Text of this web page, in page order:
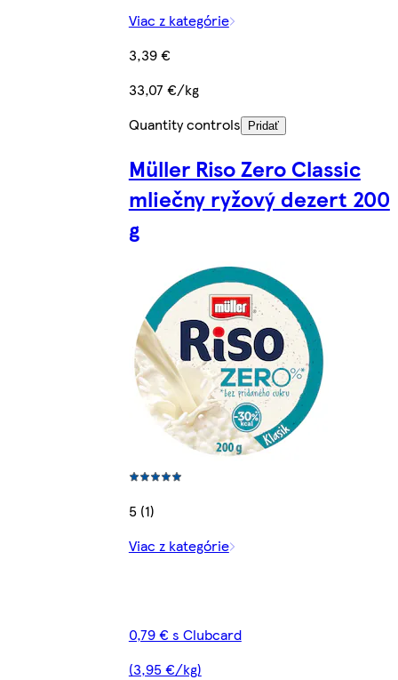
Viac z kategórie
3,39 €
33,07 €/kg
Quantity controls
Pridať
Müller Riso Zero Classic
mliečny ryžový dezert 200
g
5 (1)
Viac z kategórie
0,79 € s Clubcard
(3,95 €/kg)